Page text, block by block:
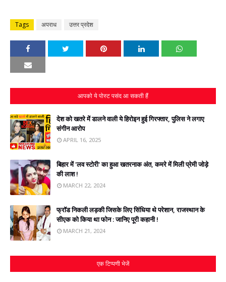
Tags अपराध उत्तर प्रदेश
आपको ये पोस्ट पसंद आ सकती हैं
देश को खतरे में डालने वाली ये हिरोइन हुई गिरफ्तार, पुलिस ने लगाए
संगीन आरोप
APRIL 16, 2025
बिहार में 'लव स्टोरी' का हुआ खतरनाक अंत, कमरे में मिली प्रेमी जोड़े
की लाश !
MARCH 22, 2024
फ्रॉड निकली लड़की जिसके लिए सिंधिया थे परेशान, राजस्‍थान के
सीएक को किया था फोन : जानिए पूरी कहानी !
MARCH 21, 2024
एक टिप्पणी भेजें